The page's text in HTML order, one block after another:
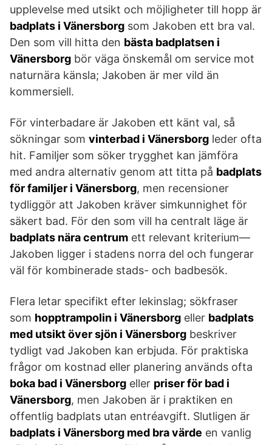
upplevelse med utsikt och möjligheter till hopp är
badplats i Vänersborg som Jakoben ett bra val.
Den som vill hitta den bästa badplatsen i
Vänersborg bör väga önskemål om service mot
naturnära känsla; Jakoben är mer vild än
kommersiell.
För vinterbadare är Jakoben ett känt val, så
sökningar som vinterbad i Vänersborg leder ofta
hit. Familjer som söker trygghet kan jämföra
med andra alternativ genom att titta på badplats
för familjer i Vänersborg, men recensioner
tydliggör att Jakoben kräver simkunnighet för
säkert bad. För den som vill ha centralt läge är
badplats nära centrum ett relevant kriterium—
Jakoben ligger i stadens norra del och fungerar
väl för kombinerade stads- och badbesök.
Flera letar specifikt efter lekinslag; sökfraser
som hopptrampolin i Vänersborg eller badplats
med utsikt över sjön i Vänersborg beskriver
tydligt vad Jakoben kan erbjuda. För praktiska
frågor om kostnad eller planering används ofta
boka bad i Vänersborg eller priser för bad i
Vänersborg, men Jakoben är i praktiken en
offentlig badplats utan entréavgift. Slutligen är
badplats i Vänersborg med bra värde en vanlig